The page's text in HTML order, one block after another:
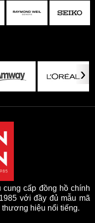
›
cung cấp đồng hồ chính
với đầy đủ mẫu mã
hiệu nổi tiếng.